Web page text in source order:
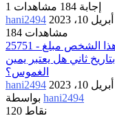
1 إجابة 184 مشاهدات
hani2494
أبريل 10، 2023
184 مشاهدات
25751 - حلف شخص عند القاضي انه ما أخذ من هذا الشخص مبلغ
ثاني هل يعتبر يمين
الغموس؟
hani2494
أبريل 10، 2023
hani2494
120 نقاط